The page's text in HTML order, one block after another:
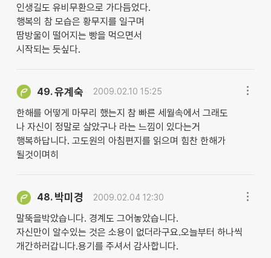
인생길도 유비무환으로 가다듬었다.
행복의 참 모습은 황무지를 일구며
땀방울이 떨어지는 빵을 먹으면서
시작되는 듯싶다.
49.유계숙 2009.02.10 15:25
한해를 어떻게 마무리 했는지 참 빠른 세월속에서 그래도
나 자신이 정말로 살았구나 라는 느낌이 있다는거
행복하답니다. 고도원의 아침편지를 읽으며 힘찬 한해가
될것이며히
48. 박미경 2009.02.04 12:30
말뚝을박았습니다. 경계도 그어놓았습니다.
자신만이 알수있는 것은 소용이 없더라구요.오늘부터 하나씩
개간하러갑니다.용기를 주셔서 감사합니다.